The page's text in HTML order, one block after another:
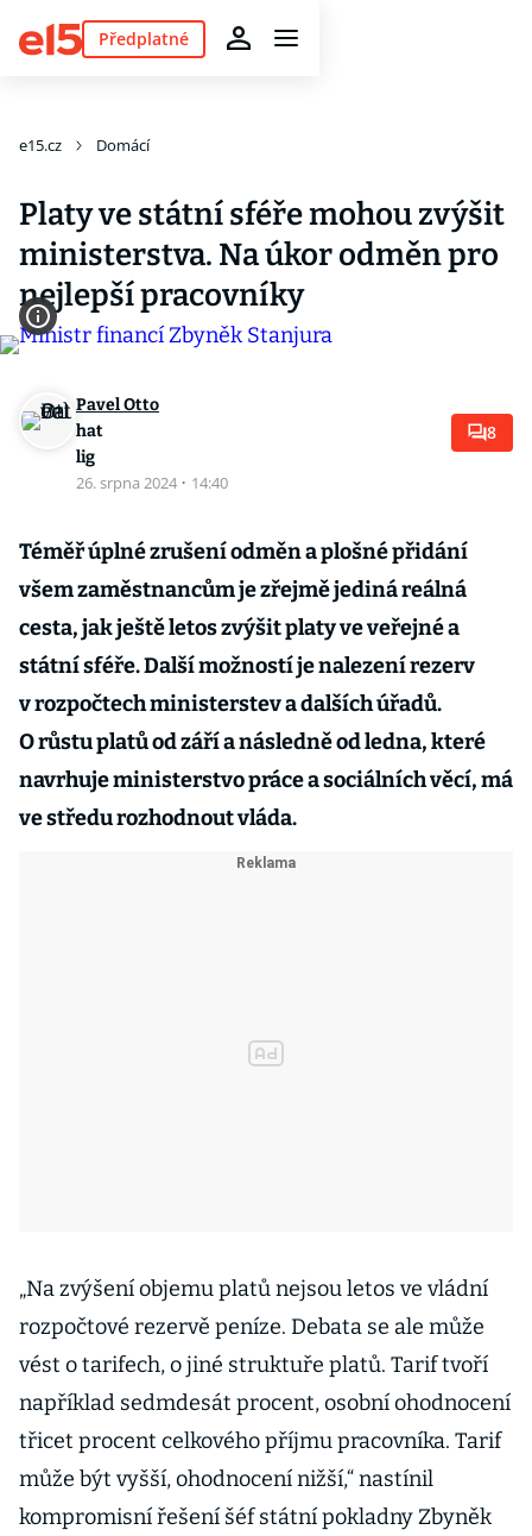
Předplatné
e15.cz Domácí
Platy ve státní sféře mohou zvýšit
ministerstva. Na úkor odměn pro
nejlepší pracovníky
Pavel Otto
hat
lig
26. srpna 2024 · 14:40
8
Téměř úplné zrušení odměn a plošné přidání
všem zaměstnancům je zřejmě jediná reálná
cesta, jak ještě letos zvýšit platy ve veřejné a
státní sféře. Další možností je nalezení rezerv
v rozpočtech ministerstev a dalších úřadů.
O růstu platů od září a následně od ledna, které
navrhuje ministerstvo práce a sociálních věcí, má
ve středu rozhodnout vláda.
„Na zvýšení objemu platů nejsou letos ve vládní
rozpočtové rezervě peníze. Debata se ale může
vést o tarifech, o jiné struktuře platů. Tarif tvoří
například sedmdesát procent, osobní ohodnocení
třicet procent celkového příjmu pracovníka. Tarif
může být vyšší, ohodnocení nižší,“ nastínil
kompromisní řešení šéf státní pokladny Zbyněk